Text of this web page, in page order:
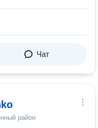
Чат
район